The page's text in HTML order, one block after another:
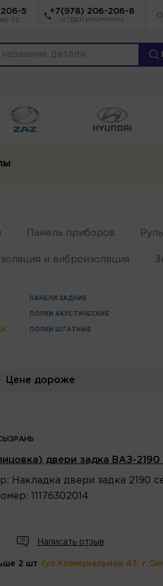
5
ТС
+7(978) 206-206-8
ОТДЕЛ ИНОМАРКИ
Панель приборов Руль
и виброизоляция
ПАНЕЛИ ЗАДНИЕ
ПОЛКИ АКУСТИЧЕСКИЕ
ПОЛКИ ШТАТНЫЕ
Цене дороже
двери задка ВАЗ-
: Накладка двери задка 2190
: 11176302014
Написать отзыв
2 шт (ул.Коммунальная 43,